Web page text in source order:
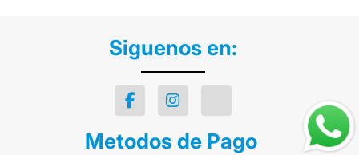
Siguenos en:
Metodos de Pago